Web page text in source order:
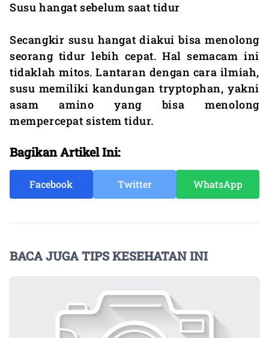
Susu hangat sebelum saat tidur
Secangkir susu hangat diakui bisa menolong
seorang tidur lebih cepat. Hal semacam ini
tidaklah mitos. Lantaran dengan cara ilmiah,
susu memiliki kandungan tryptophan, yakni
asam amino yang bisa menolong
mempercepat sistem tidur.
Bagikan Artikel Ini:
Facebook Twitter WhatsApp
BACA JUGA TIPS KESEHATAN INI